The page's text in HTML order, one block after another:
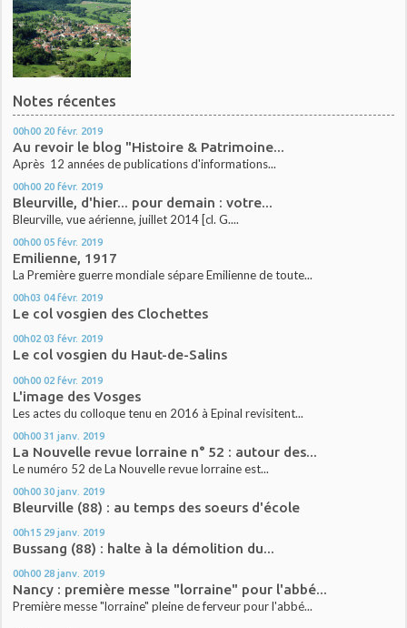
Notes récentes
00h00 20 févr. 2019
Au revoir le blog "Histoire & Patrimoine...
Après 12 années de publications d'informations...
00h00 20 févr. 2019
Bleurville, d'hier... pour demain : votre...
Bleurville, vue aérienne, juillet 2014 [cl. G....
00h00 05 févr. 2019
Emilienne, 1917
La Première guerre mondiale sépare Emilienne de toute...
00h03 04 févr. 2019
Le col vosgien des Clochettes
00h02 03 févr. 2019
Le col vosgien du Haut-de-Salins
00h00 02 févr. 2019
L'image des Vosges
Les actes du colloque tenu en 2016 à Epinal revisitent...
00h00 31 janv. 2019
La Nouvelle revue lorraine n° 52 : autour des...
Le numéro 52 de La Nouvelle revue lorraine est...
00h00 30 janv. 2019
Bleurville (88) : au temps des soeurs d'école
00h15 29 janv. 2019
Bussang (88) : halte à la démolition du...
00h00 28 janv. 2019
Nancy : première messe "lorraine" pour l'abbé...
Première messe "lorraine" pleine de ferveur pour l'abbé...